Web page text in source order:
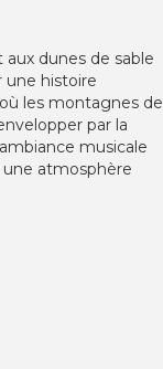
dunes de sable
une histoire
les montagnes de
par la
musicale
atmosphère